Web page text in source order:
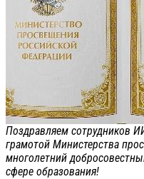
Поздравляем сотрудников
грамотой Министерства
многолетний
сфере образования!